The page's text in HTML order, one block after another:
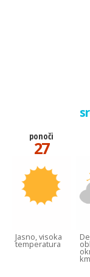
ponoči
27
Jasno, visoka
temperatura